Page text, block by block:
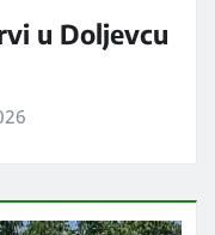
u Doljevcu